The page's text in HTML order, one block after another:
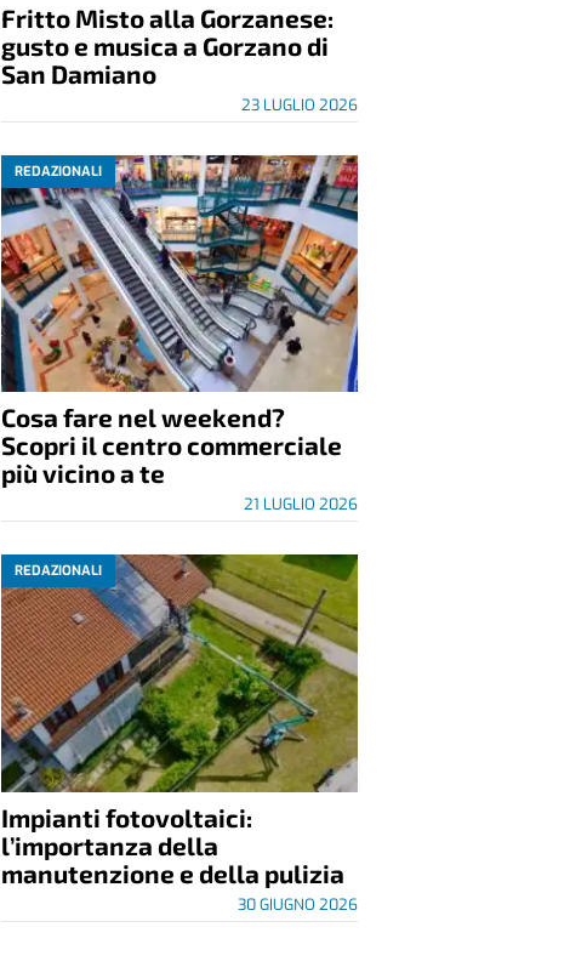
Fritto Misto alla Gorzanese:
gusto e musica a Gorzano di
San Damiano
23 LUGLIO 2026
REDAZIONALI
Cosa fare nel weekend?
Scopri il centro commerciale
più vicino a te
21 LUGLIO 2026
REDAZIONALI
Impianti fotovoltaici:
l’importanza della
manutenzione e della pulizia
30 GIUGNO 2026